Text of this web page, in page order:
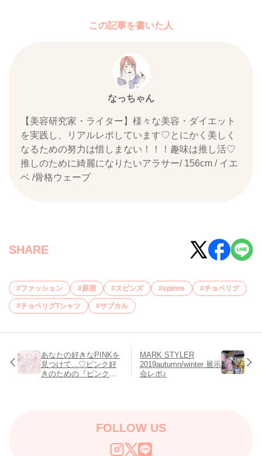
この記事を書いた人
なっちゃん
【美容研究家・ライター】様々な美容・ダイエット
を実践し、リアルレポしています♡とにかく美しく
なるための努力は惜しまない！！！趣味は推し活♡
推しのために綺麗になりたいアラサー/ 156cm / イエ
ベ /骨格ウェーブ
SHARE
ファッション 原宿 スピンズ spinns チョベリグ
チョベリグTシャツ サブカル
あなたの好きなPINKを
見つけて...♡ピンク好
きのための『ピンクカ
MARK STYLER
2019autumn/winter 展示
会レポ♪
FOLLOW US